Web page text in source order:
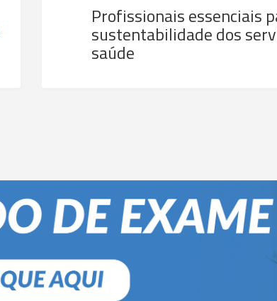
Profissionais essenciais
sustentabilidade dos
saúde